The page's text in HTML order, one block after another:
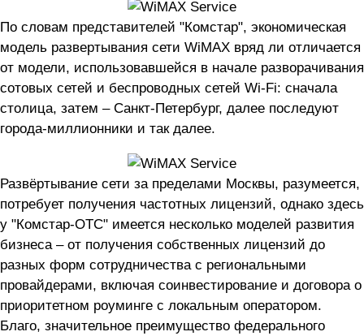
По словам представителей "Комстар", экономическая
модель развертывания сети WiMAX вряд ли отличается
от модели, использовавшейся в начале разворачивания
сотовых сетей и беспроводных сетей Wi-Fi: сначала
столица, затем – Санкт-Петербург, далее последуют
города-миллионники и так далее.
Развёртывание сети за пределами Москвы, разумеется,
потребует получения частотных лицензий, однако здесь
у "Комстар-ОТС" имеется несколько моделей развития
бизнеса – от получения собственных лицензий до
разных форм сотрудничества с региональными
провайдерами, включая соинвестирование и договора о
приоритетном роуминге с локальным оператором.
Благо, значительное преимущество федерального